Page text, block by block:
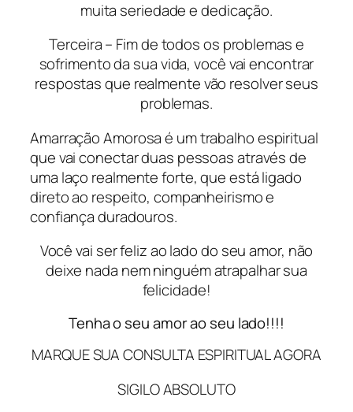
muita seriedade e dedicação.
Terceira – Fim de todos os problemas e
sofrimento da sua vida, você vai encontrar
respostas que realmente vão resolver seus
problemas.
Amarração Amorosa é um trabalho espiritual
que vai conectar duas pessoas através de
uma laço realmente forte, que está ligado
direto ao respeito, companheirismo e
confiança duradouros.
Você vai ser feliz ao lado do seu amor, não
deixe nada nem ninguém atrapalhar sua
felicidade!
Tenha o seu amor ao seu lado!!!!
MARQUE SUA CONSULTA ESPIRITUAL AGORA
SIGILO ABSOLUTO